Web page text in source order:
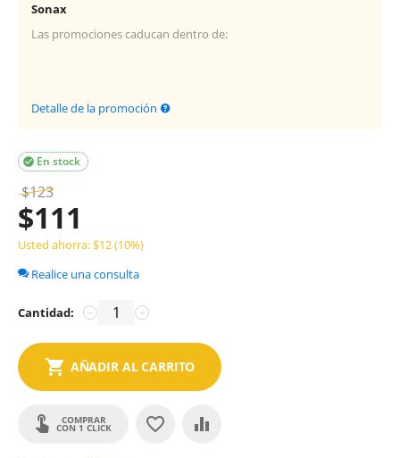
Sonax
Las promociones caducan dentro de:
Detalle de la promoción
En stock

$123
$111
Usted ahorra: $12(10%)
Realice una consulta
Cantidad: +
−
AÑADIR AL CARRITO
COMPRAR
CON 1 CLICK